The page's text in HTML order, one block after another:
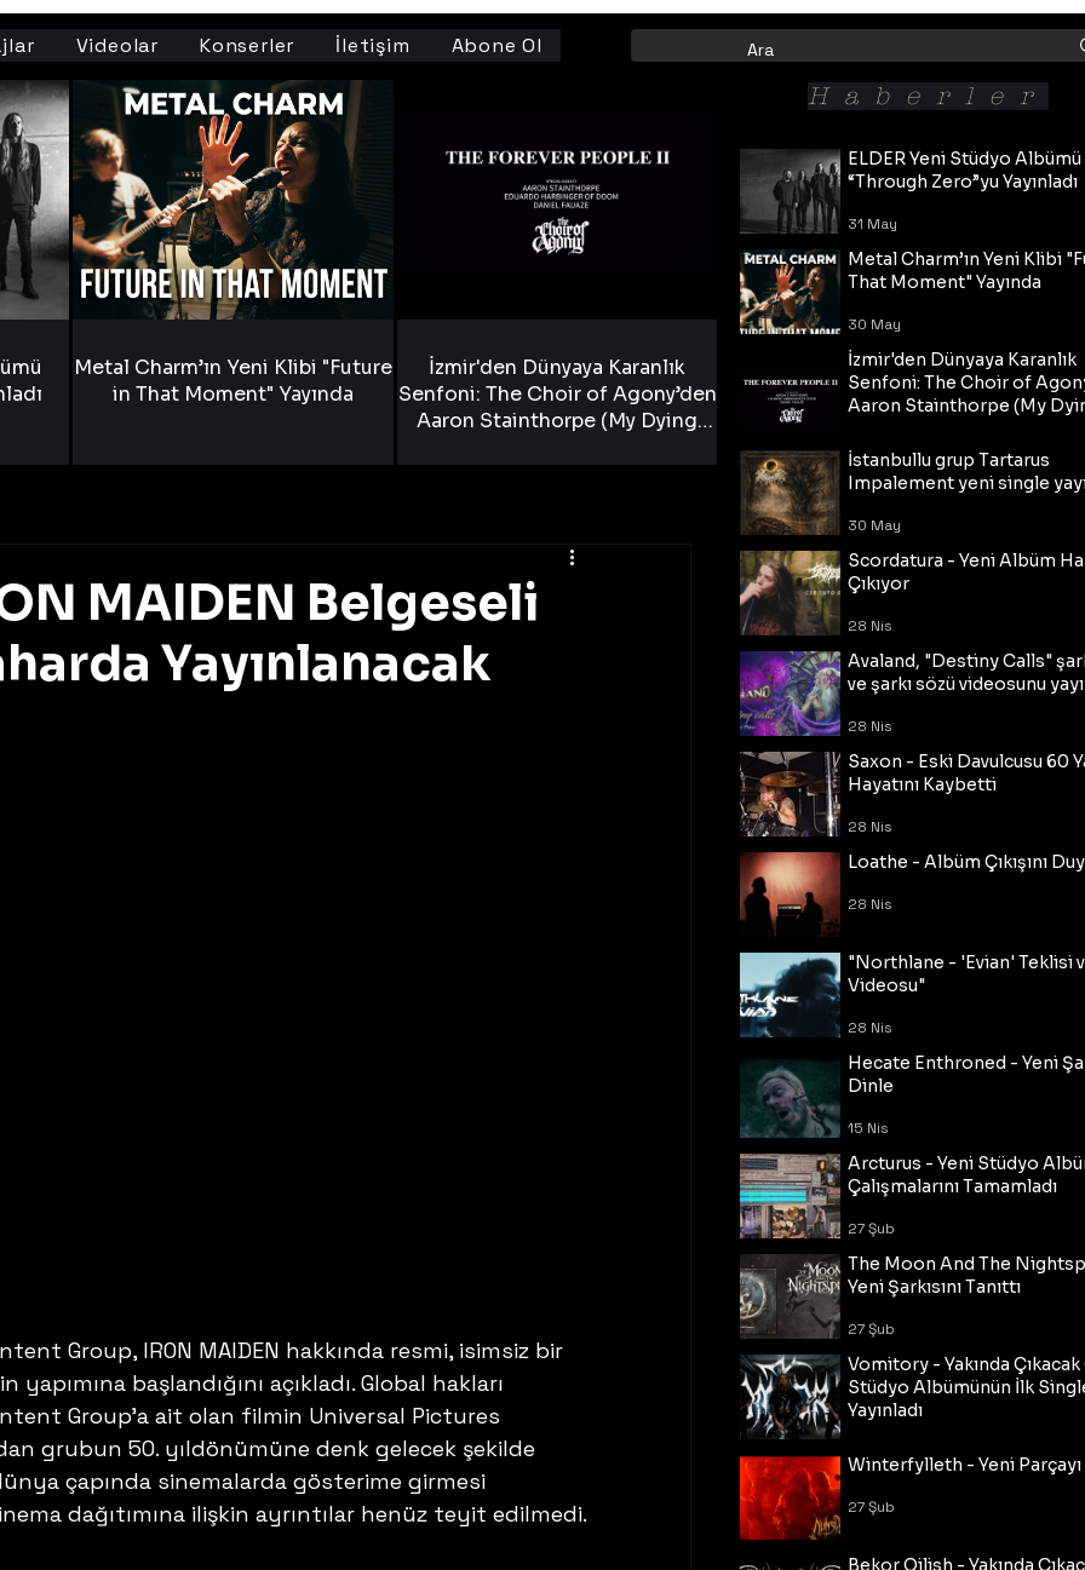
Videolar Konserler İletişim Abone Ol
MAIDEN Belgeseli
Yayınlanacak
Group, IRON MAIDEN hakkında resmi, isimsiz bir
başlandığını açıkladı. Global hakları
Group'a ait olan filmin Universal Pictures
grubun 50. yıldönümüne denk gelecek şekilde
çapında sinemalarda gösterime girmesi
dağıtımına ilişkin ayrıntılar henüz teyit edilmedi.
Metal Charm’ın Yeni Klibi "Future
in That Moment" Yayında
İzmir'den Dünyaya Karanlık
Senfoni: The Choir of Agony’den
Aaron Stainthorpe (My Dying
ELDER Yeni Stüdyo Albümü
“Through Zero”yu Yayınladı
31 May
Metal Charm’ın Yeni Klibi
That Moment" Yayında
30 May
İzmir'den Dünyaya Karanlık
Senfoni: The Choir of
Aaron Stainthorpe (My
Tekli!
30 May
İstanbullu grup Tartarus
Impalement yeni single
30 May
Scordatura - Yeni Albüm
Çıkıyor
28 Nis
Avaland, "Destiny Calls"
ve şarkı sözü videosunu
28 Nis
Saxon - Eski Davulcusu 60
Hayatını Kaybetti
28 Nis
Loathe - Albüm Çıkışını
28 Nis
"Northlane - 'Evian' Teklisi
Videosu"
28 Nis
Hecate Enthroned - Yeni
Dinle
15 Nis
Arcturus - Yeni Stüdyo
Çalışmalarını Tamamladı
27 Şub
The Moon And The
Yeni Şarkısını Tanıttı
27 Şub
Vomitory - Yakında
Stüdyo Albümünün İlk
Yayınladı
Winterfylleth - Yeni Parçayı
27 Şub
Bekor Qilish - Yakında
Haberler